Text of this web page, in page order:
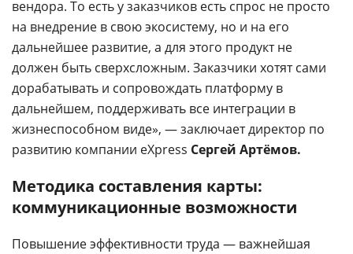
вендора. То есть у заказчиков есть спрос не просто
на внедрение в свою экосистему, но и на его
дальнейшее развитие, а для этого продукт не
должен быть сверхсложным. Заказчики хотят сами
дорабатывать и сопровождать платформу в
дальнейшем, поддерживать все интеграции в
жизнеспособном виде», — заключает директор по
развитию компании eXpress Сергей Артёмов.
Методика составления карты:
коммуникационные возможности
Повышение эффективности труда — важнейшая